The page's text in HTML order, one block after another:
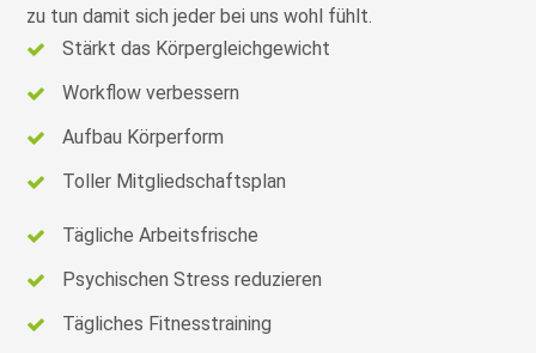
zu tun damit sich jeder bei uns wohl fühlt.
Stärkt das Körpergleichgewicht
Workflow verbessern
Aufbau Körperform
Toller Mitgliedschaftsplan
Tägliche Arbeitsfrische
Psychischen Stress reduzieren
Tägliches Fitnesstraining